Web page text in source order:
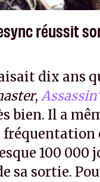
réussit
dix ans
,
bien. Il a
100 000
sa sortie.